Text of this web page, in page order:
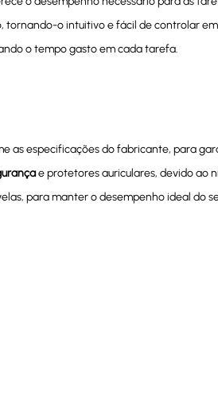
tornando-o intuitivo e fácil de controlar
o tempo gasto em cada tarefa.
as especificações do fabricante, para
e protetores auriculares, devido ao
para manter o desempenho ideal do